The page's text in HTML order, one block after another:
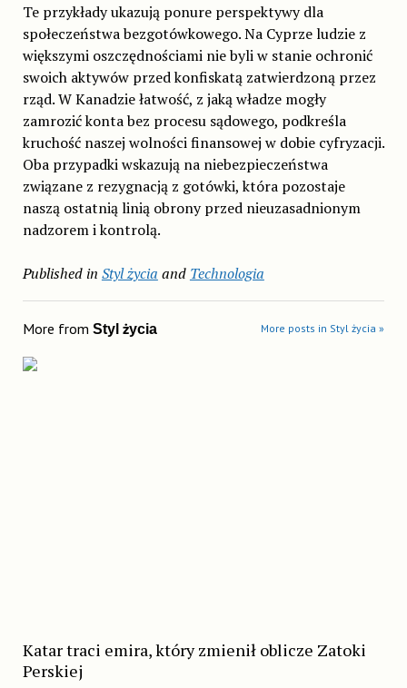
Te przykłady ukazują ponure perspektywy dla
społeczeństwa bezgotówkowego. Na Cyprze ludzie z
większymi oszczędnościami nie byli w stanie ochronić
swoich aktywów przed konfiskatą zatwierdzoną przez
rząd. W Kanadzie łatwość, z jaką władze mogły
zamrozić konta bez procesu sądowego, podkreśla
kruchość naszej wolności finansowej w dobie cyfryzacji.
Oba przypadki wskazują na niebezpieczeństwa
związane z rezygnacją z gotówki, która pozostaje
naszą ostatnią linią obrony przed nieuzasadnionym
nadzorem i kontrolą.
Published in Styl życia and Technologia
More from Styl życia More posts in Styl życia »
Katar traci emira, który zmienił oblicze Zatoki
Perskiej